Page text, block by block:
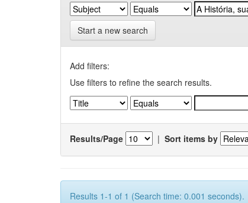
Start a new search
Add filters:
Use filters to refine the search results.
Results/Page | Sort items by
Results 1-1 of 1 (Search time: 0.001 seconds).